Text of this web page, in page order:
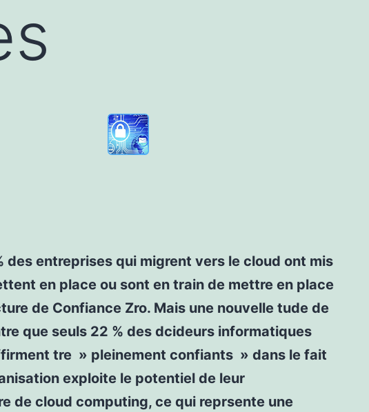
des entreprises qui migrent vers le cloud ont mis
en place ou sont en train de mettre en place
de Confiance Zro. Mais une nouvelle tude de
que seuls 22 % des dcideurs informatiques
tre » pleinement confiants » dans le fait
exploite le potentiel de leur
de cloud computing, ce qui reprsente une